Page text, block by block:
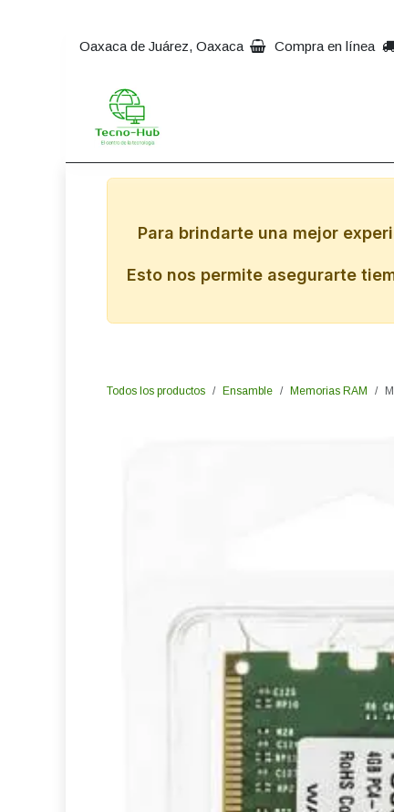
Oaxaca de Juárez, Oaxaca Compra en línea
Para brindarte una mejor
Esto nos permite asegurarte
Todos los productos Ensamble Memorias RAM